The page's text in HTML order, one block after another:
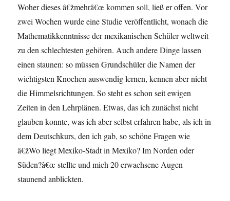
Woher dieses â€žmehrâ€œ kommen soll, ließ er offen. Vor
zwei Wochen wurde eine Studie veröffentlicht, wonach die
Mathematikkenntnisse der mexikanischen Schüler weltweit
zu den schlechtesten gehören. Auch andere Dinge lassen
einen staunen: so müssen Grundschüler die Namen der
wichtigsten Knochen auswendig lernen, kennen aber nicht
die Himmelsrichtungen. So steht es schon seit ewigen
Zeiten in den Lehrplänen. Etwas, das ich zunächst nicht
glauben konnte, was ich aber selbst erfahren habe, als ich in
dem Deutschkurs, den ich gab, so schöne Fragen wie
â€žWo liegt Mexiko-Stadt in Mexiko? Im Norden oder
Süden?â€œ stellte und mich 20 erwachsene Augen
staunend anblickten.